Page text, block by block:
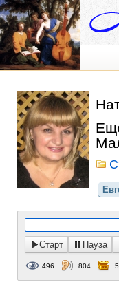
Старт Пауза
496 804 5